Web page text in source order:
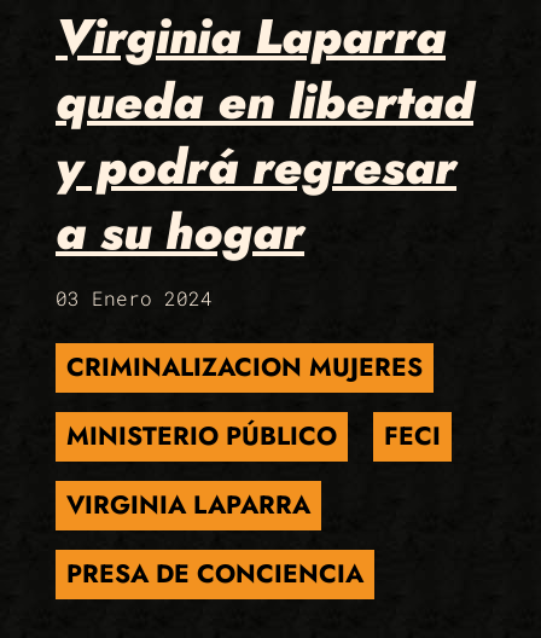
Virginia Laparra
queda en libertad
y podrá regresar
a su hogar
03 Enero 2024
CRIMINALIZACION MUJERES
MINISTERIO PÚBLICO
FECI
VIRGINIA LAPARRA
PRESA DE CONCIENCIA